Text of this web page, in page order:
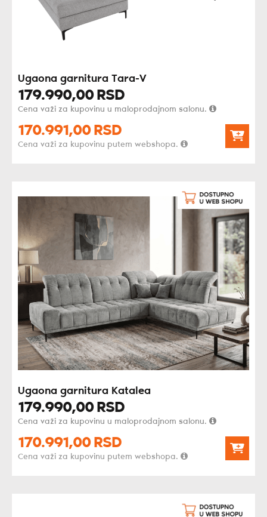
Ugaona garnitura Tara-V
179.990,00 RSD
Cena važi za kupovinu u maloprodajnom salonu.
170.991,00 RSD
Cena važi za kupovinu putem webshopa.
Ugaona garnitura Katalea
179.990,00 RSD
Cena važi za kupovinu u maloprodajnom salonu.
170.991,00 RSD
Cena važi za kupovinu putem webshopa.